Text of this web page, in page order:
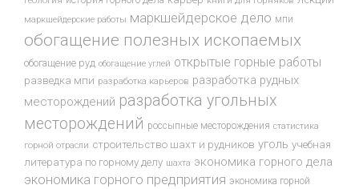
маркшейдерские работы маркшейдерское дело мпи
обогащение полезных ископаемых
обогащение руд обогащение углей открытые горные работы
разведка мпи разработка карьеров разработка рудных
месторождений разработка угольных
месторождений россыпные месторождения статистика
горной отрасли строительство шахт и рудников уголь учебная
литература по горному делу шахта экономика горного дела
экономика горного предприятия экономика горной